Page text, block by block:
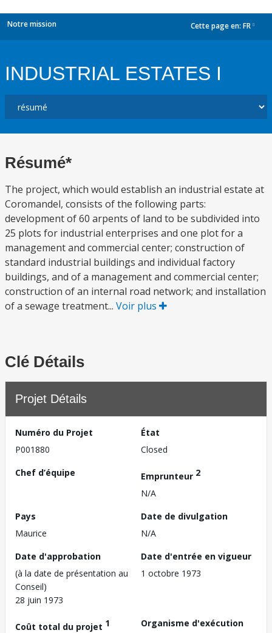
Notre mission Cette page en: FR
INDUSTRIAL ESTATES I
Résumé*
The project, which would establish an industrial estate at
Coromandel, consists of the following parts:
development of 60 arpents of land to be subdivided into
25 plots for industrial enterprises and one plot for a
management and commercial center; construction of
standard industrial buildings and individual factory
buildings, and of a management and commercial center;
construction of an internal road network; and installation
of a sewage treatment... Voir plus
Clé Détails
Projet Détails
Numéro du Projet
P001880
État
Closed
Chef d’équipe
Emprunteur 2
N/A
Pays
Maurice
Date de divulgation
N/A
Date d'approbation
(à la date de présentation au
Conseil)
28 juin 1973
Date d'entrée en vigueur
1 octobre 1973
Coût total du projet 1
Organisme d'exécution